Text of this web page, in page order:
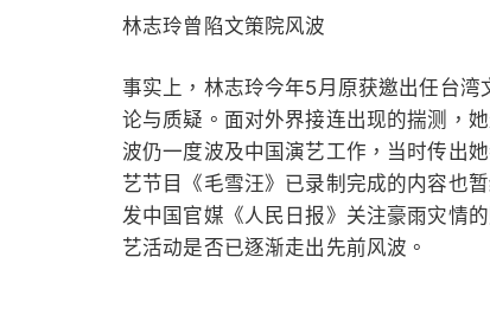
林志玲曾陷文策院风波
事实上，林志玲今年5月原获邀出任台
论与质疑。面对外界接连出现的揣测，
波仍一度波及中国演艺工作，当时传出
艺节目《毛雪汪》已录制完成的内容也
发中国官媒《人民日报》关注豪雨灾情
艺活动是否已逐渐走出先前风波。